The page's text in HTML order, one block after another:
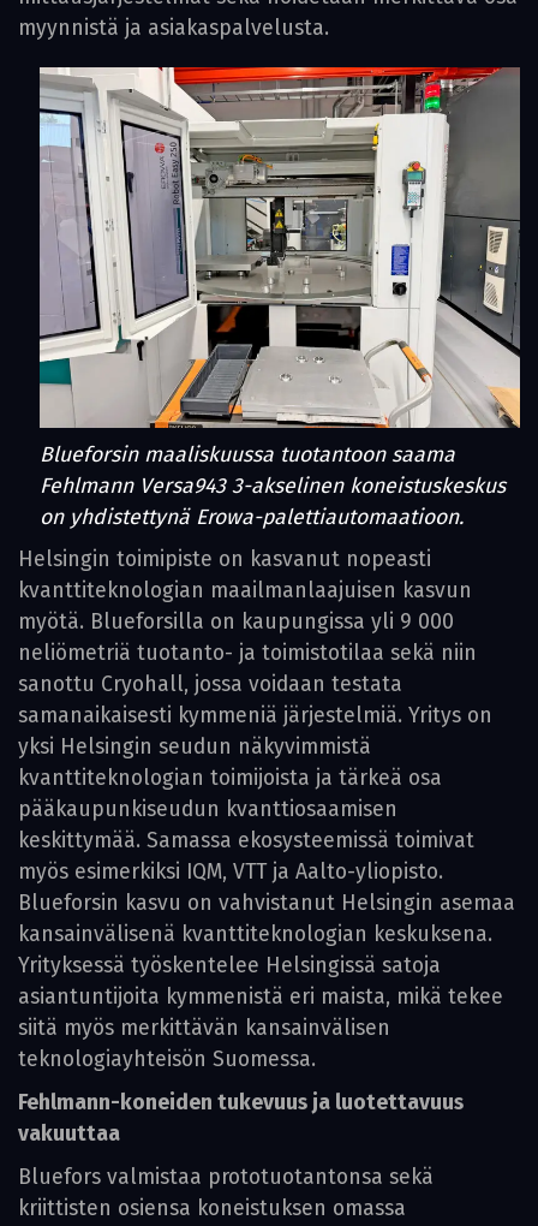
myynnistä ja asiakaspalvelusta.
Blueforsin maaliskuussa tuotantoon saama
Fehlmann Versa943 3-akselinen koneistuskeskus
on yhdistettynä Erowa-palettiautomaatioon.
Helsingin toimipiste on kasvanut nopeasti
kvanttiteknologian maailmanlaajuisen kasvun
myötä. Blueforsilla on kaupungissa yli 9 000
neliömetriä tuotanto- ja toimistotilaa sekä niin
sanottu Cryohall, jossa voidaan testata
samanaikaisesti kymmeniä järjestelmiä. Yritys on
yksi Helsingin seudun näkyvimmistä
kvanttiteknologian toimijoista ja tärkeä osa
pääkaupunkiseudun kvanttiosaamisen
keskittymää. Samassa ekosysteemissä toimivat
myös esimerkiksi IQM, VTT ja Aalto-yliopisto.
Blueforsin kasvu on vahvistanut Helsingin asemaa
kansainvälisenä kvanttiteknologian keskuksena.
Yrityksessä työskentelee Helsingissä satoja
asiantuntijoita kymmenistä eri maista, mikä tekee
siitä myös merkittävän kansainvälisen
teknologiayhteisön Suomessa.
Fehlmann-koneiden tukevuus ja luotettavuus
vakuuttaa
Bluefors valmistaa prototuotantonsa sekä
kriittisten osiensa koneistuksen omassa